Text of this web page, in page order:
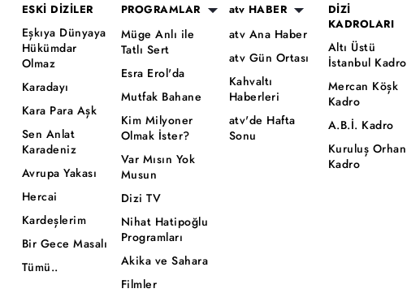
ESKİ DİZİLER
Eşkıya Dünyaya
Hükümdar
Olmaz
Karadayı
Kara Para Aşk
Sen Anlat
Karadeniz
Avrupa Yakası
Hercai
Kardeşlerim
Bir Gece Masalı
Tümü..
PROGRAMLAR
Müge Anlı ile
Tatlı Sert
Esra Erol'da
Mutfak Bahane
Kim Milyoner
Olmak İster?
Var Mısın Yok
Musun
Dizi TV
Nihat Hatipoğlu
Programları
Akika ve Sahara
Filmler
atv HABER
atv Ana Haber
atv Gün Ortası
Kahvaltı
Haberleri
atv'de Hafta
Sonu
DİZİ
KADROLARI
Altı Üstü
İstanbul Kadro
Mercan Köşk
Kadro
A.B.İ. Kadro
Kuruluş Orhan
Kadro